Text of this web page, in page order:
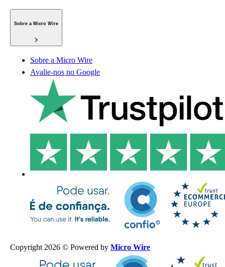
Sobre a Micro Wire
Sobre a Micro Wire
Avalie-nos no Google
Copyright 2026 © Powered by Micro Wire